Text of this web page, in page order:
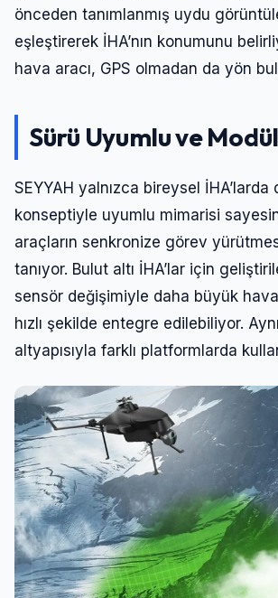
önceden tanımlanmış uydu
eşleştirerek İHA’nın konumunu
hava aracı, GPS olmadan da yön
Sürü Uyumlu ve
SEYYAH yalnızca bireysel
konseptiyle uyumlu mimarisi
araçların senkronize görev
tanıyor. Bulut altı İHA’lar için
sensör değişimiyle daha büyük
hızlı şekilde entegre edilebiliyor.
altyapısıyla farklı platformlarda